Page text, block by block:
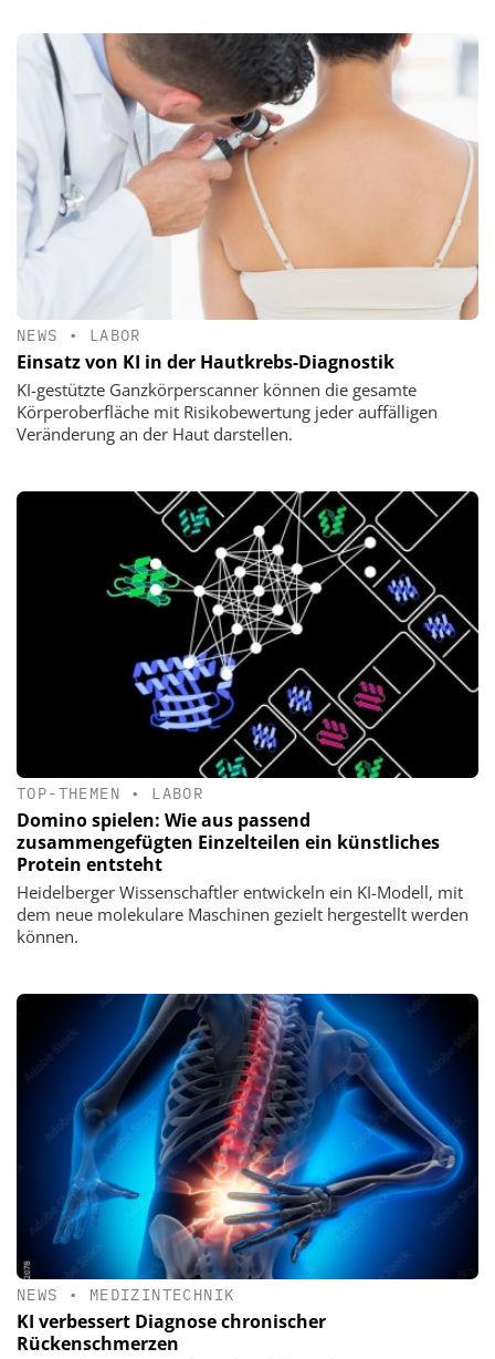
NEWS • LABOR
Einsatz von KI in der Hautkrebs-Diagnostik
KI-gestützte Ganzkörperscanner können die gesamte
Körperoberfläche mit Risikobewertung jeder auffälligen
Veränderung an der Haut darstellen.
TOP-THEMEN • LABOR
Domino spielen: Wie aus passend
zusammengefügten Einzelteilen ein künstliches
Protein entsteht
Heidelberger Wissenschaftler entwickeln ein KI-Modell, mit
dem neue molekulare Maschinen gezielt hergestellt werden
können.
NEWS • MEDIZINTECHNIK
KI verbessert Diagnose chronischer
Rückenschmerzen